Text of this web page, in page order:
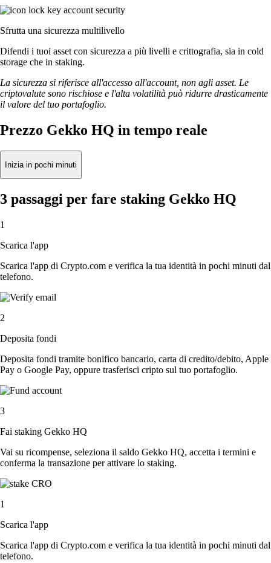
Sfrutta una sicurezza multilivello
Difendi i tuoi asset con sicurezza a più livelli e crittografia, sia in cold
storage che in staking.
La sicurezza si riferisce all'accesso all'account, non agli asset. Le
criptovalute sono rischiose e l'alta volatilità può ridurre drasticamente
il valore del tuo portafoglio.
Prezzo Gekko HQ in tempo reale
Inizia in pochi minuti
3 passaggi per fare staking Gekko HQ
1
Scarica l'app
Scarica l'app di Crypto.com e verifica la tua identità in pochi minuti dal
telefono.
2
Deposita fondi
Deposita fondi tramite bonifico bancario, carta di credito/debito, Apple
Pay o Google Pay, oppure trasferisci cripto sul tuo portafoglio.
3
Fai staking Gekko HQ
Vai su ricompense, seleziona il saldo Gekko HQ, accetta i termini e
conferma la transazione per attivare lo staking.
1
Scarica l'app
Scarica l'app di Crypto.com e verifica la tua identità in pochi minuti dal
telefono.